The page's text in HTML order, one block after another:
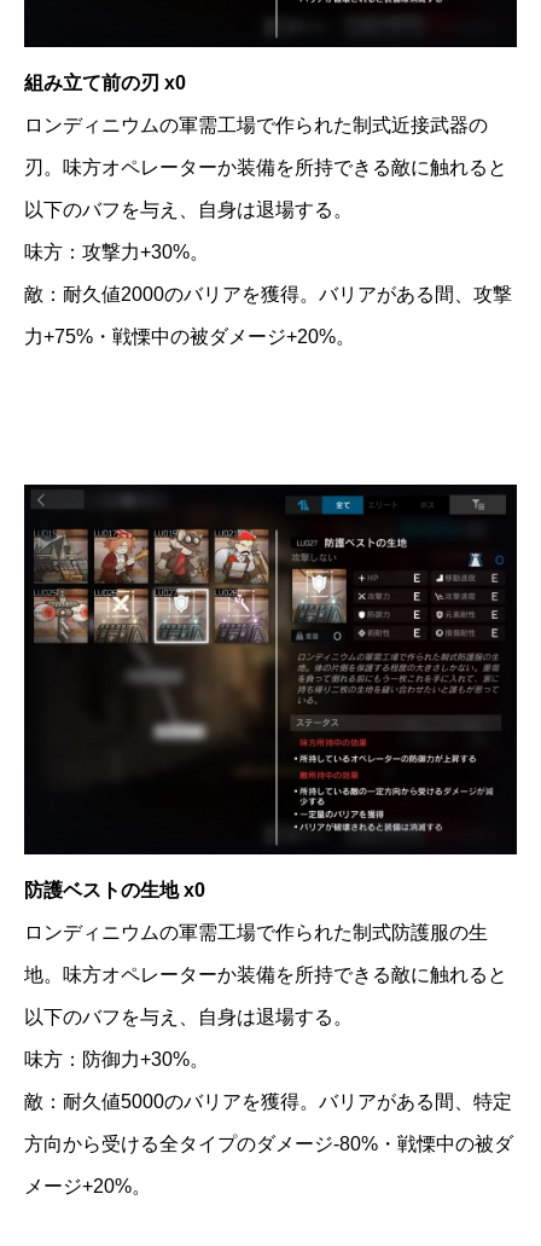
組み立て前の刃 x0
ロンディニウムの軍需工場で作られた制式近接武器の
刃。味方オペレーターか装備を所持できる敵に触れると
以下のバフを与え、自身は退場する。
味方：攻撃力+30%。
敵：耐久値2000のバリアを獲得。バリアがある間、攻撃
力+75%・戦慄中の被ダメージ+20%。
防護ベストの生地 x0
ロンディニウムの軍需工場で作られた制式防護服の生
地。味方オペレーターか装備を所持できる敵に触れると
以下のバフを与え、自身は退場する。
味方：防御力+30%。
敵：耐久値5000のバリアを獲得。バリアがある間、特定
方向から受ける全タイプのダメージ-80%・戦慄中の被ダ
メージ+20%。